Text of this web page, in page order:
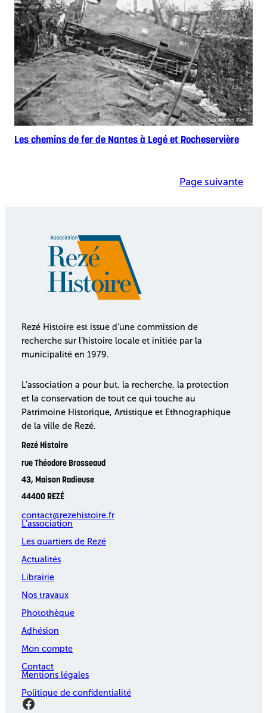
Les chemins de fer de Nantes à Legé et Rocheservière
Page suivante
Rezé Histoire est issue d’une commission de
recherche sur l’histoire locale et initiée par la
municipalité en 1979.
L’association a pour but, la recherche, la protection
et la conservation de tout ce qui touche au
Patrimoine Historique, Artistique et Ethnographique
de la ville de Rezé.
Rezé Histoire
rue Théodore Brosseaud
43, Maison Radieuse
44400 REZÉ
contact@rezehistoire.fr
L’association
Les quartiers de Rezé
Actualités
Librairie
Nos travaux
Photothèque
Adhésion
Mon compte
Contact
Mentions légales
Politique de confidentialité
Facebook